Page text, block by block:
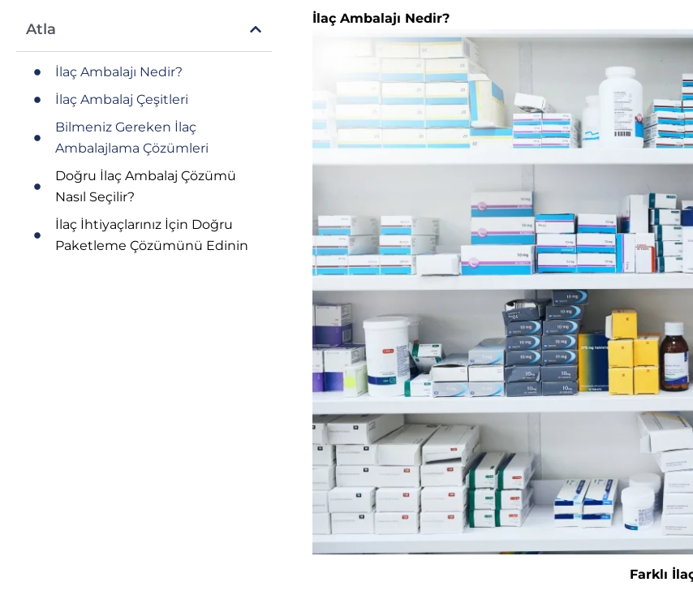
Atla
İlaç Ambalajı Nedir?
İlaç Ambalaj Çeşitleri
Bilmeniz Gereken İlaç
Ambalajlama Çözümleri
Doğru İlaç Ambalaj Çözümü
Nasıl Seçilir?
İlaç İhtiyaçlarınız İçin Doğru
Paketleme Çözümünü Edinin
İlaç Ambalajı Nedir?
Farklı